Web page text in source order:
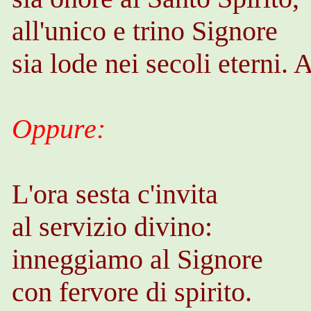
all'unico e trino Signore
sia lode nei secoli eterni.
Oppure:
L'ora sesta c'invita
al servizio divino:
inneggiamo al Signore
con fervore di spirito.